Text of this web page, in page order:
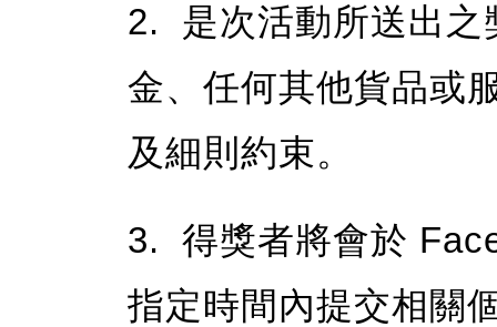
2. 是次活動所送出之
金、任何其他貨品或
及細則約束。
3. 得獎者將會於
指定時間內提交相關